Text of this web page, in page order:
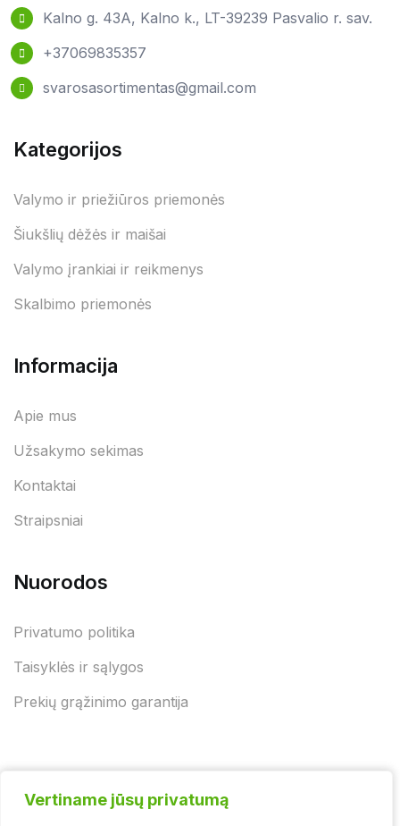
Vertiname jūsų privatumą
Vertiname jūsų privatumą
Kalno g. 43A, Kalno k., LT-39239 Pasvalio r. sav.
+37069835357
svarosasortimentas@gmail.com
Kategorijos
Valymo ir priežiūros priemonės
Šiukšlių dėžės ir maišai
Valymo įrankiai ir reikmenys
Skalbimo priemonės
Informacija
Apie mus
Užsakymo sekimas
Kontaktai
Straipsniai
Nuorodos
Privatumo politika
Taisyklės ir sąlygos
Prekių grąžinimo garantija